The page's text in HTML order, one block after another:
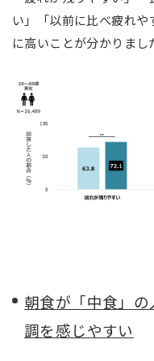
い」「以前に比べ疲れ
に高いことが分かりまし
朝食が「中食」
調を感じやすい